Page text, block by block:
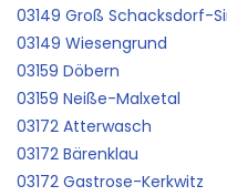
03149 Groß Schacksdorf-
03149 Wiesengrund
03159 Döbern
03159 Neiße-Malxetal
03172 Atterwasch
03172 Bärenklau
03172 Gastrose-Kerkwitz